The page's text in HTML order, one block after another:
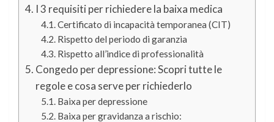
I 3 requisiti per richiedere la baixa medica
Certificato di incapacità temporanea (CIT)
Rispetto del periodo di garanzia
Rispetto all’indice di professionalità
Congedo per depressione: Scopri tutte le
regole e cosa serve per richiederlo
Baixa per depressione
Baixa per gravidanza a rischio: